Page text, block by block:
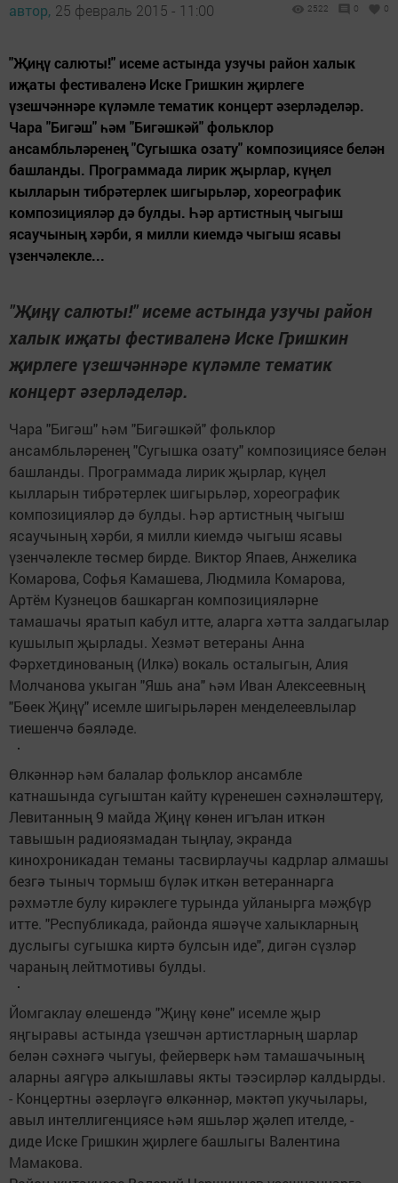
автор, 25 февраль 2015 - 11:00 2522 0 0
"Җиңү салюты!" исеме астында узучы район халык
иҗаты фестиваленә Иске Гришкин җирлеге
үзешчәннәре күләмле тематик концерт әзерләделәр.
Чара "Бигәш" һәм "Бигәшкәй" фольклор
ансамбльләренең "Сугышка озату" композициясе белән
башланды. Программада лирик җырлар, күңел
кылларын тибрәтерлек шигырьләр, хореографик
композицияләр дә булды. Һәр артистның чыгыш
ясаучының хәрби, я милли киемдә чыгыш ясавы
үзенчәлекле...
"Җиңү салюты!" исеме астында узучы район
халык иҗаты фестиваленә Иске Гришкин
җирлеге үзешчәннәре күләмле тематик
концерт әзерләделәр.
Чара "Бигәш" һәм "Бигәшкәй" фольклор
ансамбльләренең "Сугышка озату" композициясе белән
башланды. Программада лирик җырлар, күңел
кылларын тибрәтерлек шигырьләр, хореографик
композицияләр дә булды. Һәр артистның чыгыш
ясаучының хәрби, я милли киемдә чыгыш ясавы
үзенчәлекле төсмер бирде. Виктор Япаев, Анжелика
Комарова, Софья Камашева, Людмила Комарова,
Артём Кузнецов башкарган композицияләрне
тамашачы яратып кабул итте, аларга хәтта залдагылар
кушылып җырлады. Хезмәт ветераны Анна
Фәрхетдинованың (Илкә) вокаль осталыгын, Алия
Молчанова укыган "Яшь ана" һәм Иван Алексеевның
"Бөек Җиңү" исемле шигырьләрен менделеевлылар
тиешенчә бәяләде.
Өлкәннәр һәм балалар фольклор ансамбле
катнашында сугыштан кайту күренешен сәхнәләштерү,
Левитанның 9 майда Җиңү көнен игълан иткән
тавышын радиоязмадан тыңлау, экранда
кинохроникадан теманы тасвирлаучы кадрлар алмашы
безгә тыныч тормыш бүләк иткән ветераннарга
рәхмәтле булу кирәклеге турында уйланырга мәҗбүр
итте. "Республикада, районда яшәүче халыкларның
дуслыгы сугышка киртә булсын иде", дигән сүзләр
чараның лейтмотивы булды.
Йомгаклау өлешендә "Җиңү көне" исемле җыр
яңгыравы астында үзешчән артистларның шарлар
белән сәхнәгә чыгуы, фейерверк һәм тамашачының
аларны аягүрә алкышлавы якты тәэсирләр калдырды.
- Концертны әзерләүгә өлкәннәр, мәктәп укучылары,
авыл интеллигенциясе һәм яшьләр җәлеп ителде, -
диде Иске Гришкин җирлеге башлыгы Валентина
Мамакова.